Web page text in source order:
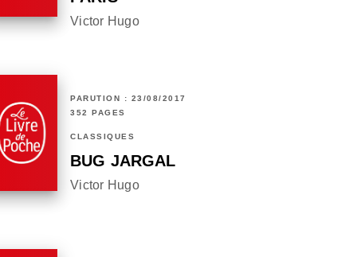
Victor Hugo
PARUTION : 23/08/2017
352 PAGES
CLASSIQUES
BUG JARGAL
Victor Hugo